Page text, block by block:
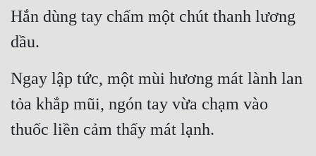
Nữ Cường
Nữ Phụ
Phong Thủy - Tâm Linh
Phương Tây
Phản Phái
Hắn dùng tay chấm một chút thanh lương
dầu.
Ngay lập tức, một mùi hương mát lành lan
tỏa khắp mũi, ngón tay vừa chạm vào
thuốc liền cảm thấy mát lạnh.